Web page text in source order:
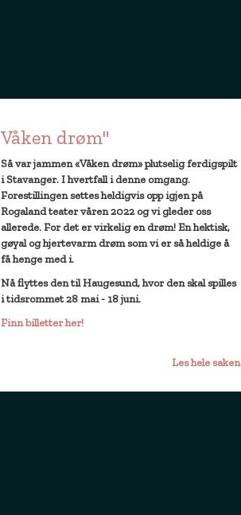
Våken drøm"
Så var jammen «Våken drøm» plutselig ferdigspilt
i Stavanger. I hvertfall i denne omgang.
Forestillingen settes heldigvis opp igjen på
Rogaland teater våren 2022 og vi gleder oss
allerede. For det er virkelig en drøm! En hektisk,
gøyal og hjertevarm drøm som vi er så heldige å
få henge med i.
Nå flyttes den til Haugesund, hvor den skal spilles
i tidsrommet 28 mai - 18 juni.
Finn billetter her!
Les hele saken